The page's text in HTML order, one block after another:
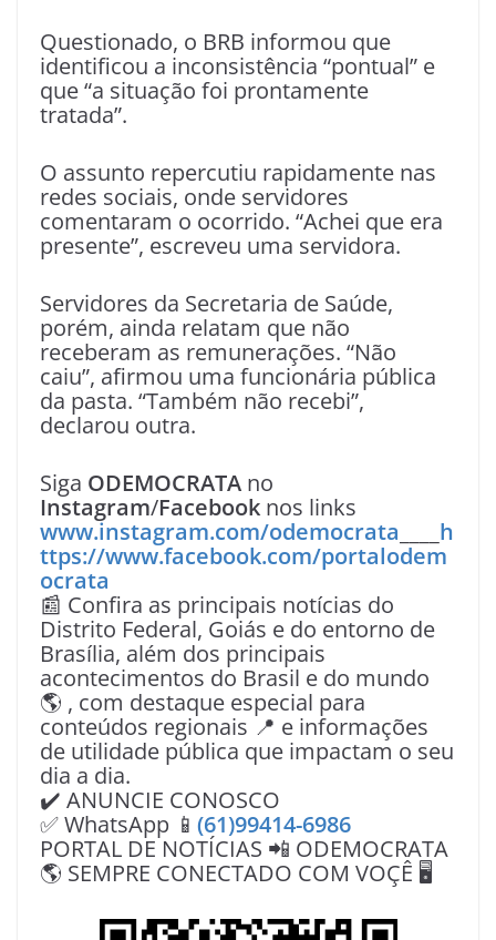
Questionado, o BRB informou que
identificou a inconsistência “pontual” e
que “a situação foi prontamente
tratada”.
O assunto repercutiu rapidamente nas
redes sociais, onde servidores
comentaram o ocorrido. “Achei que era
presente”, escreveu uma servidora.
Servidores da Secretaria de Saúde,
porém, ainda relatam que não
receberam as remunerações. “Não
caiu”, afirmou uma funcionária pública
da pasta. “Também não recebi”,
declarou outra.
Siga ODEMOCRATA no
Instagram/Facebook nos links
www.instagram.com/odemocrata
h
ttps://www.facebook.com/portalodem
ocrata
📰 Confira as principais notícias do
Distrito Federal, Goiás e do entorno de
Brasília, além dos principais
acontecimentos do Brasil e do mundo
🌎 , com destaque especial para
conteúdos regionais 📍 e informações
de utilidade pública que impactam o seu
dia a dia.
✔️ ANUNCIE CONOSCO
✅ WhatsApp 📱 (61)99414-6986
PORTAL DE NOTÍCIAS 📲 ODEMOCRATA
🌎 SEMPRE CONECTADO COM VOÇÊ 🖥️